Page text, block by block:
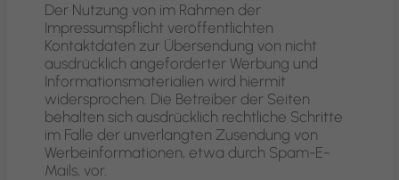
Der Nutzung von im Rahmen der
Impressumspflicht veröffentlichten
Kontaktdaten zur Übersendung von nicht
ausdrücklich angeforderter Werbung und
Informationsmaterialien wird hiermit
widersprochen. Die Betreiber der Seiten
behalten sich ausdrücklich rechtliche Schritte
im Falle der unverlangten Zusendung von
Werbeinformationen, etwa durch Spam-E-
Mails, vor.